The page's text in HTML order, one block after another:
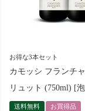
お得な3本セット
カモッシ フランチ
リュット (750ml) [
送料無料 お買得品